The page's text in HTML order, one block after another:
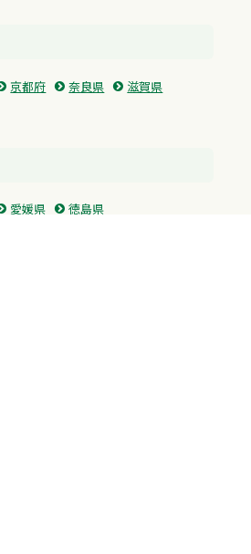
京都府 奈良県
滋賀県
愛媛県 徳島県